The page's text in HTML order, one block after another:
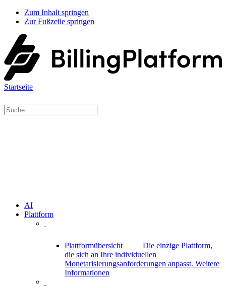
Zum Inhalt springen
Zur Fußzeile springen
Startseite
AI
Plattform
Plattformübersicht
Die einzige Plattform,
die sich an Ihre individuellen
Monetarisierungsanforderungen anpasst. Weitere
Informationen